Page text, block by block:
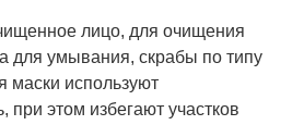
лицо, для очищения
для умывания, скрабы по типу
маски используют
при этом избегают участков